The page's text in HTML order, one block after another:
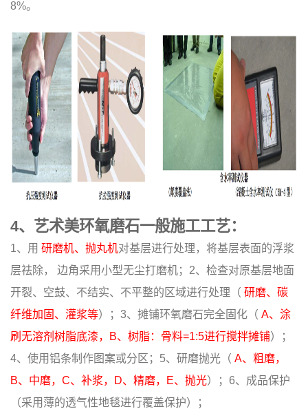
8%。
4、艺术美环氧磨石一般施工工艺：
1、用 研磨机、抛丸机对基层进行处理，将基层表面的浮浆
层祛除， 边角采用小型无尘打磨机；2、检查对原基层地面
开裂、空鼓、不结实、不平整的区域进行处理（ 研磨、碳
纤维加固、灌浆等）；3、摊铺环氧磨石完全固化（ A、涂
刷无溶剂树脂底漆，B、树脂：骨料=1:5进行搅拌摊铺）；
4、使用铝条制作图案或分区；5、研磨抛光（ A、粗磨，
B、中磨，C、补浆，D、精磨，E、抛光）；6、成品保护
（采用薄的透气性地毯进行覆盖保护）；